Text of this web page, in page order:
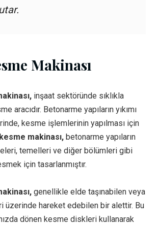
Makinası
inşaat sektöründe sıklıkla
aracıdır. Betonarme yapıların yıkımı
kesme işlemlerinin yapılması için
makinası, betonarme yapıların
temelleri ve diğer bölümleri gibi
için tasarlanmıştır.
genellikle elde taşınabilen veya
üzerinde hareket edebilen bir alettir. Bu
dönen kesme diskleri kullanarak